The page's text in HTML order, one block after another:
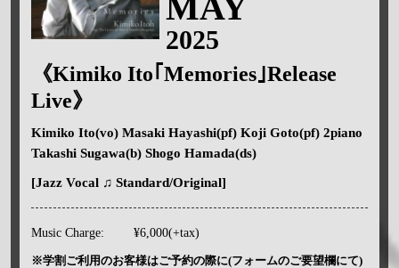
2025
《Kimiko Ito｢Memories｣Release
Live》
Kimiko Ito(vo) Masaki Hayashi(pf) Koji Goto(pf) 2piano
Takashi Sugawa(b) Shogo Hamada(ds)
[Jazz Vocal ♫ Standard/Original]
Music Charge: ¥6,000(+tax)
※学割ご利用のお客様はご予約の際に(フォームのご要望欄にて)